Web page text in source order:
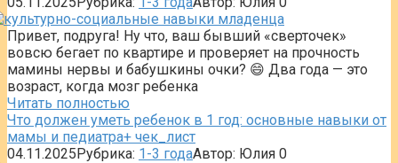
Привет, подруга! Ну что, ваш бывший «сверточек»
вовсю бегает по квартире и проверяет на прочность
мамины нервы и бабушкины очки? 😄 Два года — это
возраст, когда мозг ребенка
Читать полностью
Что должен уметь ребенок в 1 год: основные навыки от
мамы и педиатра+ чек_лист
04.11.2025Рубрика: 1-3 годаАвтор: Юлия 0